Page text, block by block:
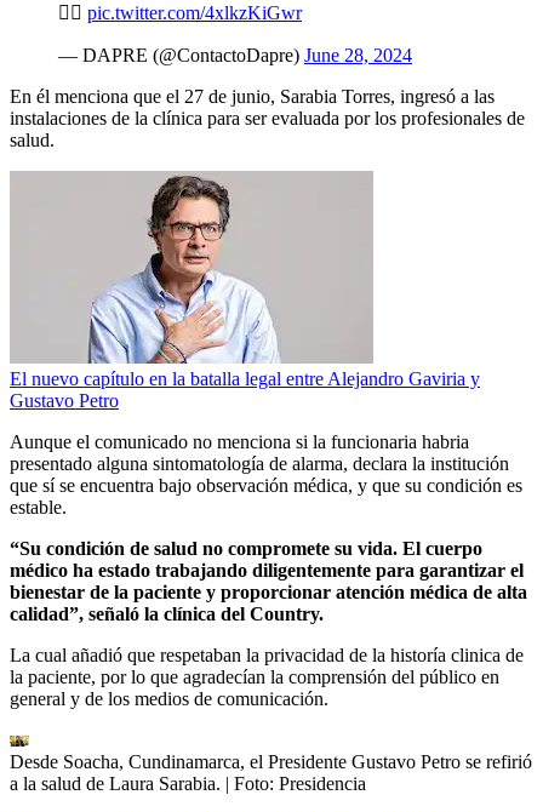
👇🏽 pic.twitter.com/4xlkzKiGwr
— DAPRE (@ContactoDapre) June 28, 2024
En él menciona que el 27 de junio, Sarabia Torres, ingresó a las
instalaciones de la clínica para ser evaluada por los profesionales de
salud.
El nuevo capítulo en la batalla legal entre Alejandro Gaviria y
Gustavo Petro
Aunque el comunicado no menciona si la funcionaria habria
presentado alguna sintomatología de alarma, declara la institución
que sí se encuentra bajo observación médica, y que su condición es
estable.
“Su condición de salud no compromete su vida. El cuerpo
médico ha estado trabajando diligentemente para garantizar el
bienestar de la paciente y proporcionar atención médica de alta
calidad”, señaló la clínica del Country.
La cual añadió que respetaban la privacidad de la historía clinica de
la paciente, por lo que agradecían la comprensión del público en
general y de los medios de comunicación.
Desde Soacha, Cundinamarca, el Presidente Gustavo Petro se refirió
a la salud de Laura Sarabia. | Foto: Presidencia